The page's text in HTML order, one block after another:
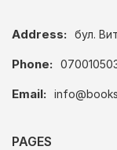
Address: бул.
Phone:
Email:
PAGES